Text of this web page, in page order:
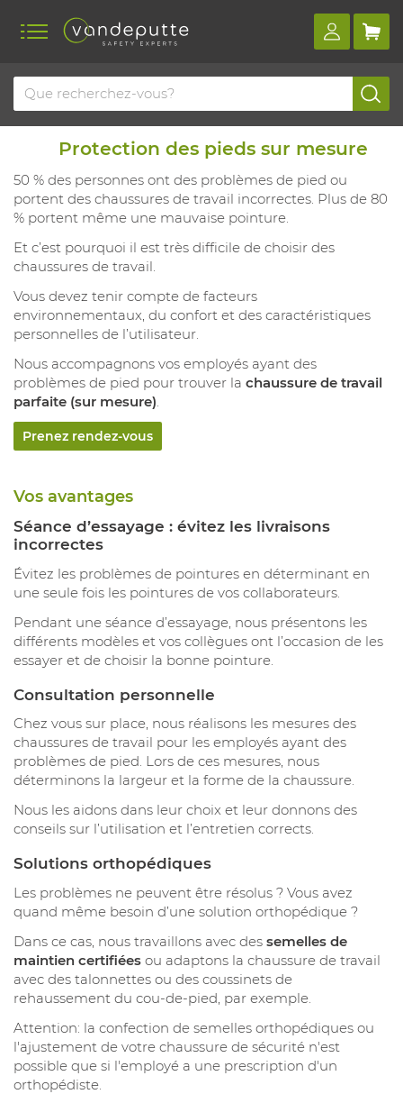
Protection des pieds sur mesure
50 % des personnes ont des problèmes de pied ou
portent des chaussures de travail incorrectes. Plus de 80
% portent même une mauvaise pointure.
Et c’est pourquoi il est très difficile de choisir des
chaussures de travail.
Vous devez tenir compte de facteurs
environnementaux, du confort et des caractéristiques
personnelles de l’utilisateur.
Nous accompagnons vos employés ayant des
problèmes de pied pour trouver la chaussure de travail
parfaite (sur mesure).
Prenez rendez-vous
Vos avantages
Séance d’essayage : évitez les livraisons
incorrectes
Évitez les problèmes de pointures en déterminant en
une seule fois les pointures de vos collaborateurs.
Pendant une séance d’essayage, nous présentons les
différents modèles et vos collègues ont l’occasion de les
essayer et de choisir la bonne pointure.
Consultation personnelle
Chez vous sur place, nous réalisons les mesures des
chaussures de travail pour les employés ayant des
problèmes de pied. Lors de ces mesures, nous
déterminons la largeur et la forme de la chaussure.
Nous les aidons dans leur choix et leur donnons des
conseils sur l’utilisation et l’entretien corrects.
Solutions orthopédiques
Les problèmes ne peuvent être résolus ? Vous avez
quand même besoin d’une solution orthopédique ?
Dans ce cas, nous travaillons avec des semelles de
maintien certifiées ou adaptons la chaussure de travail
avec des talonnettes ou des coussinets de
rehaussement du cou-de-pied, par exemple.
Attention: la confection de semelles orthopédiques ou
l'ajustement de votre chaussure de sécurité n'est
possible que si l'employé a une prescription d'un
orthopédiste.